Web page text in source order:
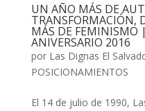
UN AÑO MÁS DE
TRANSFORMACIÓN,
MÁS DE
ANIVERSARIO 2016
por Las Dignas El
POSICIONAMIENTOS
El 14 de julio de 1990,